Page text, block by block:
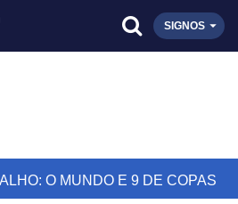
SIGNOS
O MUNDO E 9 DE COPAS